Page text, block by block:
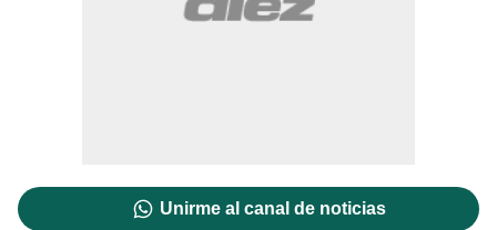
Unirme al canal de noticias